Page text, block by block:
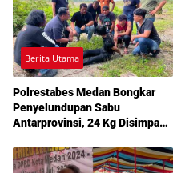
Berita Utama
Polrestabes Medan Bongkar
Penyelundupan Sabu
Antarprovinsi, 24 Kg Disimpan